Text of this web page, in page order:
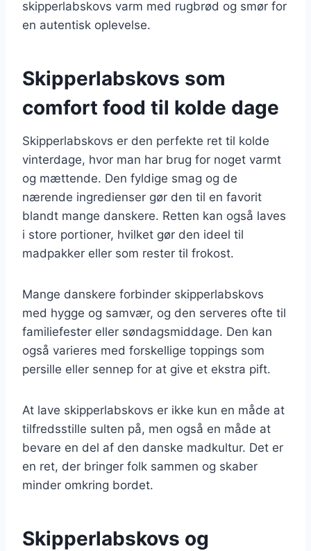
skipperlabskovs varm med rugbrød og smør for
en autentisk oplevelse.
Skipperlabskovs som
comfort food til kolde dage
Skipperlabskovs er den perfekte ret til kolde
vinterdage, hvor man har brug for noget varmt
og mættende. Den fyldige smag og de
nærende ingredienser gør den til en favorit
blandt mange danskere. Retten kan også laves
i store portioner, hvilket gør den ideel til
madpakker eller som rester til frokost.
Mange danskere forbinder skipperlabskovs
med hygge og samvær, og den serveres ofte til
familiefester eller søndagsmiddage. Den kan
også varieres med forskellige toppings som
persille eller sennep for at give et ekstra pift.
At lave skipperlabskovs er ikke kun en måde at
tilfredsstille sulten på, men også en måde at
bevare en del af den danske madkultur. Det er
en ret, der bringer folk sammen og skaber
minder omkring bordet.
Skipperlabskovs og